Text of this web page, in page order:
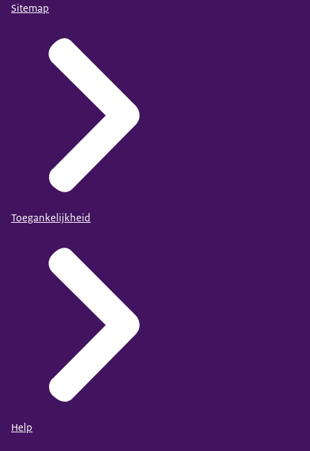
Sitemap
Toegankelijkheid
Help